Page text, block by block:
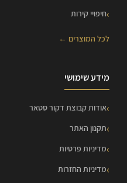
חיפויי קירות
לכל המוצרים ←
מידע שימושי
אודות קבוצת דקור סטאר
תקנון האתר
מדיניות פרטיות
מדיניות החזרות